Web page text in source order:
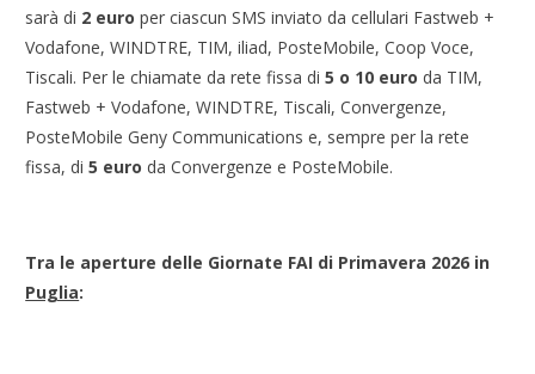
sarà di 2 euro per ciascun SMS inviato da cellulari Fastweb +
Vodafone, WINDTRE, TIM, iliad, PosteMobile, Coop Voce,
Tiscali. Per le chiamate da rete fissa di5 o 10 euro da TIM,
Fastweb + Vodafone, WINDTRE, Tiscali, Convergenze,
PosteMobile Geny Communications e, sempre per la rete
fissa, di5 euro da Convergenze e PosteMobile.
Tra le aperture delle Giornate FAI di Primavera 2026 in
Puglia: